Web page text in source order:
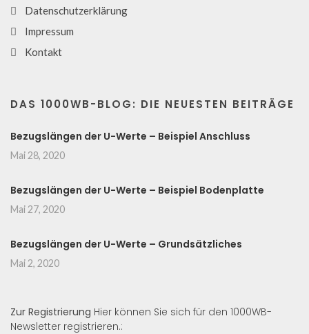
Datenschutzerklärung
Impressum
Kontakt
DAS 1000WB-BLOG: DIE NEUESTEN BEITRÄGE
Bezugslängen der U-Werte – Beispiel Anschluss
Mai 28, 2020
Bezugslängen der U-Werte – Beispiel Bodenplatte
Mai 27, 2020
Bezugslängen der U-Werte – Grundsätzliches
Mai 2, 2020
Zur Registrierung Hier können Sie sich für den 1000WB-
Newsletter registrieren.: